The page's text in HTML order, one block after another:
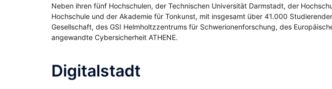
Neben ihren fünf Hochschulen, der Technischen Universität Darmstadt, der
Hochschule und der Akademie für Tonkunst, mit insgesamt über 41.000
Gesellschaft, des GSI Helmholtzzentrums für Schwerionenforschung, des
angewandte Cybersicherheit ATHENE.
Digitalstadt